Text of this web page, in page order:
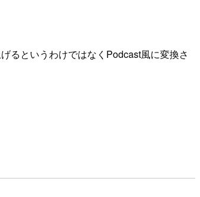
るというわけではなくPodcast風に変換さ